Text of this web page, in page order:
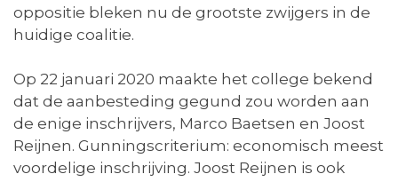
oppositie bleken nu de grootste zwijgers in de
huidige coalitie.
Op 22 januari 2020 maakte het college bekend
dat de aanbesteding gegund zou worden aan
de enige inschrijvers, Marco Baetsen en Joost
Reijnen. Gunningscriterium: economisch meest
voordelige inschrijving. Joost Reijnen is ook